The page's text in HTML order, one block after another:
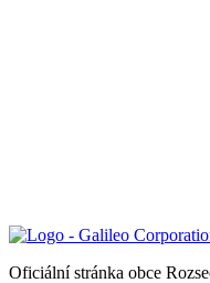
Oficiální stránka obce